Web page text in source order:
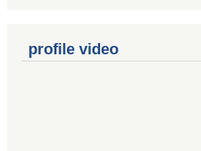
profile video